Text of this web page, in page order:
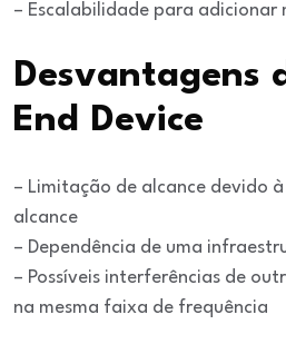
– Escalabilidade para adicionar
Desvantagens
End Device
– Limitação de alcance devido
alcance
– Dependência de uma
– Possíveis interferências de
na mesma faixa de frequência